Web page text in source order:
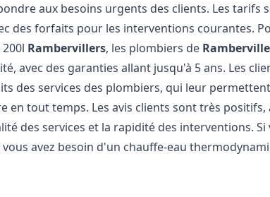
aux besoins urgents des clients. Les tarifs
des forfaits pour les interventions courantes.
Rambervillers, les plombiers de
avec des garanties allant jusqu'à 5 ans. Les
des services des plombiers, qui leur
en tout temps. Les avis clients sont très positifs,
des services et la rapidité des interventions. Si
vous avez besoin d'un chauffe-eau